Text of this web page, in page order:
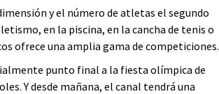
y el número de atletas el segundo
en la piscina, en la cancha de tenis o
ofrece una amplia gama de competiciones.
punto final a la fiesta olímpica de
Y desde mañana, el canal tendrá una